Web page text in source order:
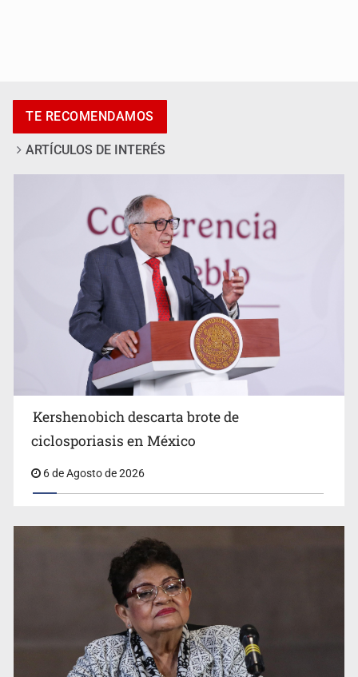
en Oblatos
Advierten retrocesos en transparencia tras desaparición
del INAI
Jalisco mantiene la búsqueda de 21 adolescentes
desaparecidos durante julio
TE RECOMENDAMOS
ARTÍCULOS DE INTERÉS
Kershenobich descarta brote de
ciclosporiasis en México
6 de Agosto de 2026